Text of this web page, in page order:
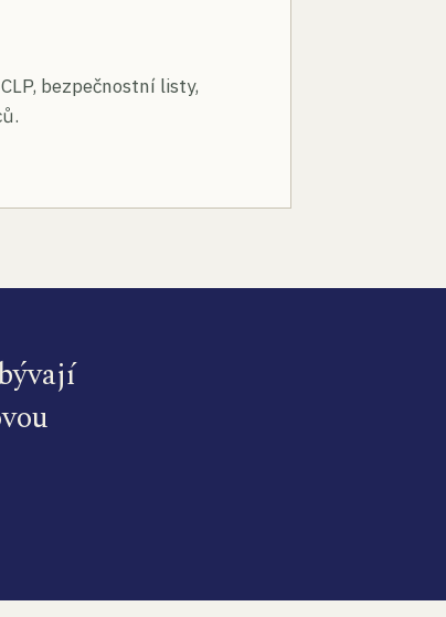
bezpečnostní listy,